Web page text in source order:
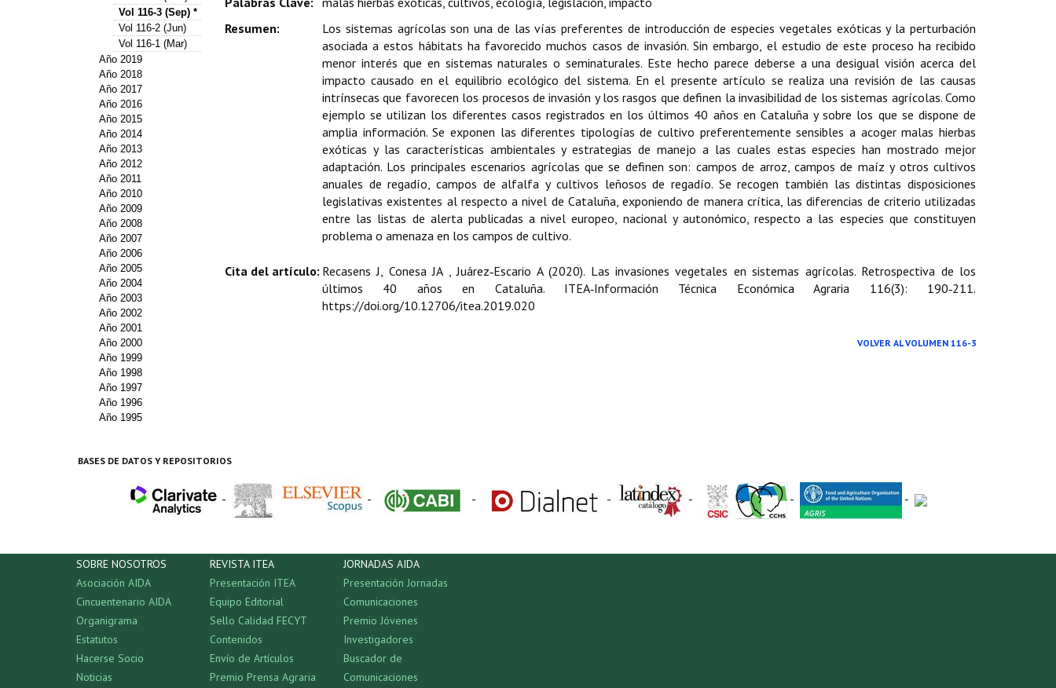
Vol 116-3 (Sep) *
Vol 116-2 (Jun)
Vol 116-1 (Mar)
Año 2019
Año 2018
Año 2017
Año 2016
Año 2015
Año 2014
Año 2013
Año 2012
Año 2011
Año 2010
Año 2009
Año 2008
Año 2007
Año 2006
Año 2005
Año 2004
Año 2003
Año 2002
Año 2001
Año 2000
Año 1999
Año 1998
Año 1997
Año 1996
Año 1995
Resumen:
Los sistemas agrícolas son una de las vías preferentes de introducción de especies vegetales exóticas y la perturbación
asociada a estos hábitats ha favorecido muchos casos de invasión. Sin embargo, el estudio de este proceso ha recibido
menor interés que en sistemas naturales o seminaturales. Este hecho parece deberse a una desigual visión acerca del
impacto causado en el equilibrio ecológico del sistema. En el presente artículo se realiza una revisión de las causas
intrínsecas que favorecen los procesos de invasión y los rasgos que definen la invasibilidad de los sistemas agrícolas. Como
ejemplo se utilizan los diferentes casos registrados en los últimos 40 años en Cataluña y sobre los que se dispone de
amplia información. Se exponen las diferentes tipologías de cultivo preferentemente sensibles a acoger malas hierbas
exóticas y las características ambientales y estrategias de manejo a las cuales estas especies han mostrado mejor
adaptación. Los principales escenarios agrícolas que se definen son: campos de arroz, campos de maíz y otros cultivos
anuales de regadío, campos de alfalfa y cultivos leñosos de regadío. Se recogen también las distintas disposiciones
legislativas existentes al respecto a nivel de Cataluña, exponiendo de manera crítica, las diferencias de criterio utilizadas
entre las listas de alerta publicadas a nivel europeo, nacional y autonómico, respecto a las especies que constituyen
problema o amenaza en los campos de cultivo.
Cita del artículo: Recasens J, Conesa JA , Juárez‑Escario A (2020). Las invasiones vegetales en sistemas agrícolas. Retrospectiva de los
últimos 40 años en Cataluña. ITEA‑Información Técnica Económica Agraria 116(3): 190‑211.
https://doi.org/10.12706/itea.2019.020
VOLVER AL VOLUMEN 116-3
BASES DE DATOS Y REPOSITORIOS
- - - - - - -
SOBRE NOSOTROS
Asociación AIDA
Cincuentenario AIDA
Organigrama
Estatutos
Hacerse Socio
Noticias
REVISTA ITEA
Presentación ITEA
Equipo Editorial
Sello Calidad FECYT
Contenidos
Envío de Artículos
Premio Prensa Agraria
JORNADAS AIDA
Presentación Jornadas
Comunicaciones
Premio Jóvenes
Investigadores
Buscador de
Comunicaciones